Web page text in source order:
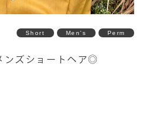
Short Men's Perm
ンズショートヘア◎